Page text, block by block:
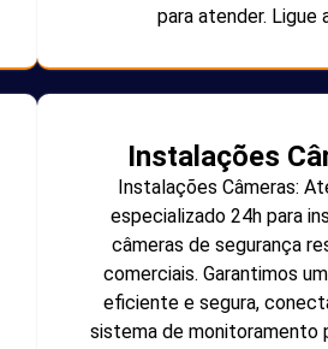
para atender. Ligue
Instalações
Instalações Câmeras:
especializado 24h para
câmeras de segurança
comerciais. Garantimos
eficiente e segura,
sistema de monitoramento